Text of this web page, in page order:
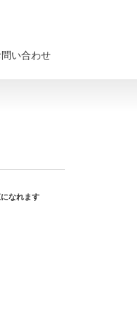
問い合わせ
なれます